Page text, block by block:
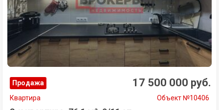
Продажа 17 500 000 руб.
Квартира Объект №10406